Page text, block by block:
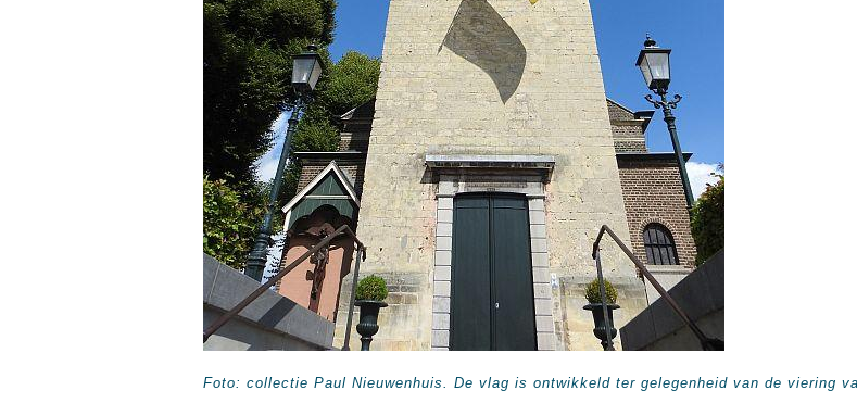
Foto: collectie Paul Nieuwenhuis. De vlag is ontwikkeld ter gelegenheid van de viering